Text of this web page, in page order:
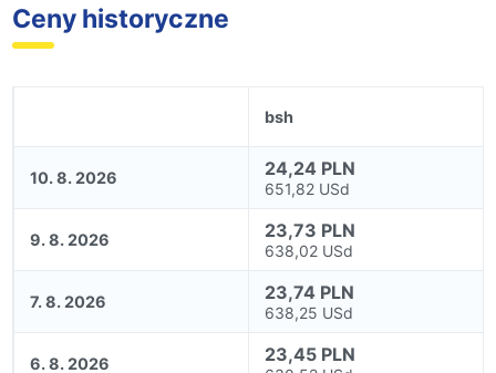
Ceny historyczne
bsh
10. 8. 2026 24,24 PLN
651,82 USd
9. 8. 2026 23,73 PLN
638,02 USd
7. 8. 2026 23,74 PLN
638,25 USd
6. 8. 2026 23,45 PLN